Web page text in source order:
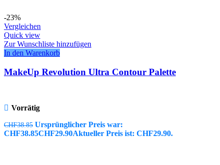
-23%
Vergleichen
Quick view
Zur Wunschliste hinzufügen
In den Warenkorb
MakeUp Revolution Ultra Contour Palette
Vorrätig
CHF38.85 Ursprünglicher Preis war:
CHF38.85CHF29.90Aktueller Preis ist: CHF29.90.